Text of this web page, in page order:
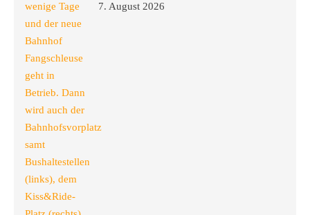
7. August 2026